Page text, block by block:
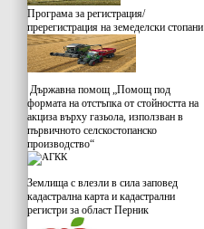
Програма за регистрация/
пререгистрация на земеделски стопани
Държавна помощ „Помощ под
формата на отстъпка от стойността на
акциза върху газьола, използван в
първичното селскостопанско
производство“
Землища с влезли в сила заповед
кадастрална карта и кадастрални
регистри за област Перник